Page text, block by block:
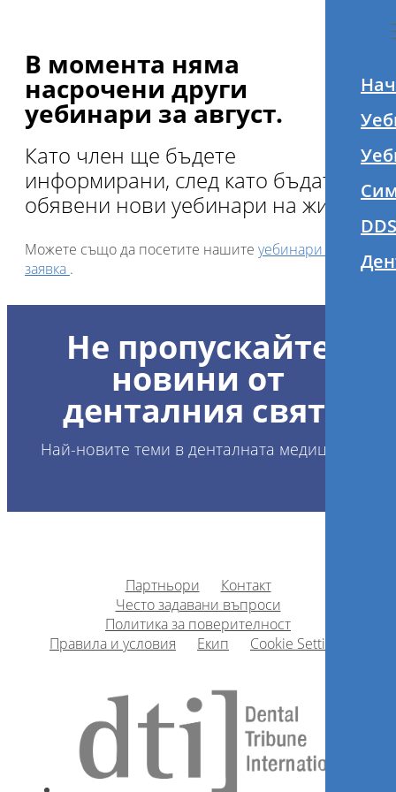
В момента няма
насрочени други
уебинари за август.
Като член ще бъдете
информирани, след като бъдат
обявени нови уебинари на живо.
Можете също да посетите нашите уебинари по
заявка .
Не пропускайте
новини от
денталния свят!
Най-новите теми в денталната медицина
Партньори
Контакт
Често задавани въпроси
Политика за поверителност
Правила и условия
Екип Cookie Settings